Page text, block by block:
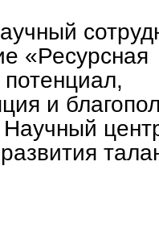
«Ресурсная
потенциал,
и